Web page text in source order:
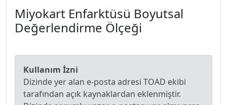
Miyokart Enfarktüsü Boyutsal
Değerlendirme Ölçeği
Kullanım İzni
Dizinde yer alan e-posta adresi TOAD ekibi
tarafından açık kaynaklardan eklenmiştir.